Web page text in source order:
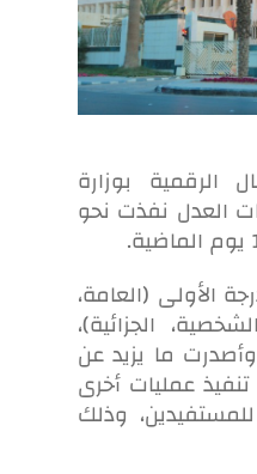
بوزارة
العدل نفذت نحو
الأولى (العامة،
الجزائية)،
جلسة، وأصدرت ما يزيد عن
تنفيذ عمليات أخرى
عملية للمستفيدين، وذلك